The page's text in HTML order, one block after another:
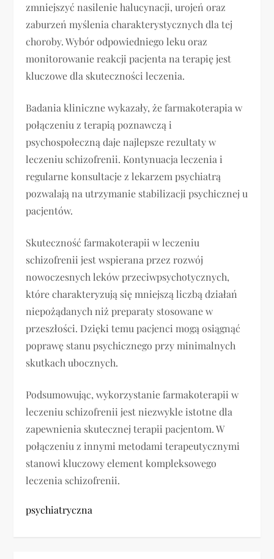
zmniejszyć nasilenie halucynacji, urojeń oraz
zaburzeń myślenia charakterystycznych dla tej
choroby. Wybór odpowiedniego leku oraz
monitorowanie reakcji pacjenta na terapię jest
kluczowe dla skuteczności leczenia.
Badania kliniczne wykazały, że farmakoterapia w
połączeniu z terapią poznawczą i
psychospołeczną daje najlepsze rezultaty w
leczeniu schizofrenii. Kontynuacja leczenia i
regularne konsultacje z lekarzem psychiatrą
pozwalają na utrzymanie stabilizacji psychicznej u
pacjentów.
Skuteczność farmakoterapii w leczeniu
schizofrenii jest wspierana przez rozwój
nowoczesnych leków przeciwpsychotycznych,
które charakteryzują się mniejszą liczbą działań
niepożądanych niż preparaty stosowane w
przeszłości. Dzięki temu pacjenci mogą osiągnąć
poprawę stanu psychicznego przy minimalnych
skutkach ubocznych.
Podsumowując, wykorzystanie farmakoterapii w
leczeniu schizofrenii jest niezwykle istotne dla
zapewnienia skutecznej terapii pacjentom. W
połączeniu z innymi metodami terapeutycznymi
stanowi kluczowy element kompleksowego
leczenia schizofrenii.
psychiatryczna